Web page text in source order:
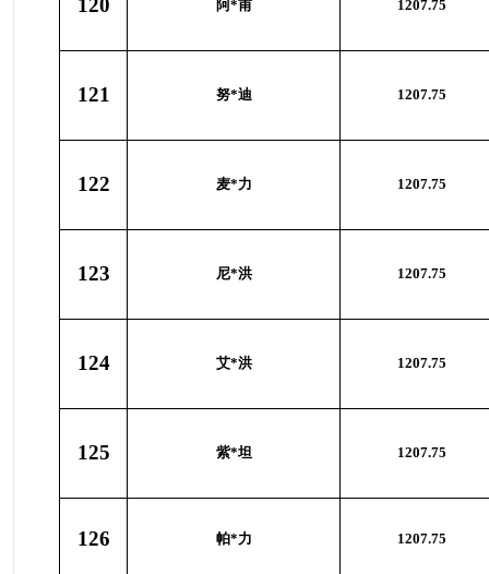
120 阿*甫 1207.75
121 努*迪 1207.75
122 麦*力 1207.75
123 尼*洪 1207.75
124 艾*洪 1207.75
125 紫*坦 1207.75
126 帕*力 1207.75